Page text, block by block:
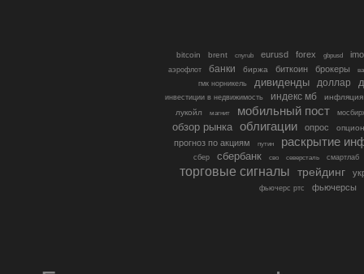
bitcoin brent cnyrub eurusd forex gbpusd
аэрофлот банки биржа биткоин брокеры
гмк норникель
дивиденды доллар
инвестиции в недвижимость индекс мб
инфляция
лукойл
магнит мобильный пост
обзор рынка облигации опрос
прогноз по акциям путин раскрытие
сбер сбербанк сво северсталь смартлаб
торговые сигналы трейдинг
фьючерс ртс фьючерсы